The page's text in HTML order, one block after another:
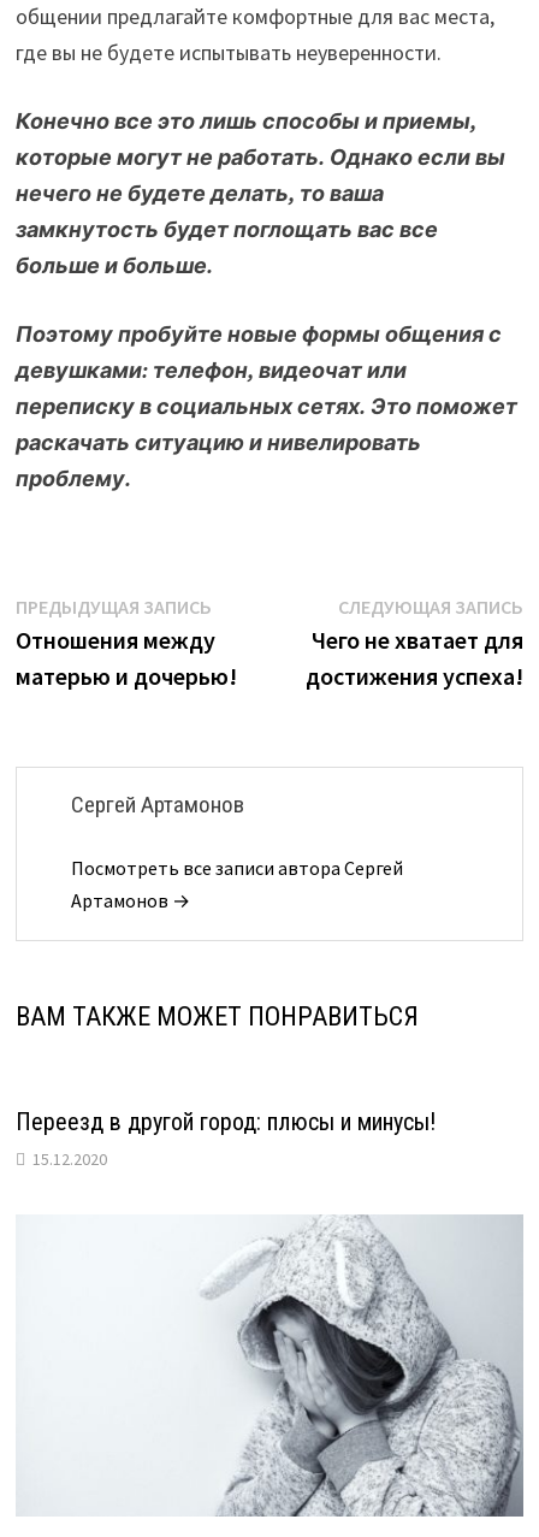
общении предлагайте комфортные для вас места,
где вы не будете испытывать неуверенности.
Конечно все это лишь способы и приемы,
которые могут не работать. Однако если вы
нечего не будете делать, то ваша
замкнутость будет поглощать вас все
больше и больше.
Поэтому пробуйте новые формы общения с
девушками: телефон, видеочат или
переписку в социальных сетях. Это поможет
раскачать ситуацию и нивелировать
проблему.
Навигация
по
записям
ПРЕДЫДУЩАЯ ЗАПИСЬПредыдущая
запись:
Отношения между
матерью и дочерью!
СЛЕДУЮЩАЯ ЗАПИСЬ
Чего не хватает для
достижения успеха!
Сергей Артамонов
Посмотреть все записи автора Сергей
Артамонов →
ВАМ ТАКЖЕ МОЖЕТ ПОНРАВИТЬСЯ
Переезд в другой город: плюсы и минусы!
15.12.2020